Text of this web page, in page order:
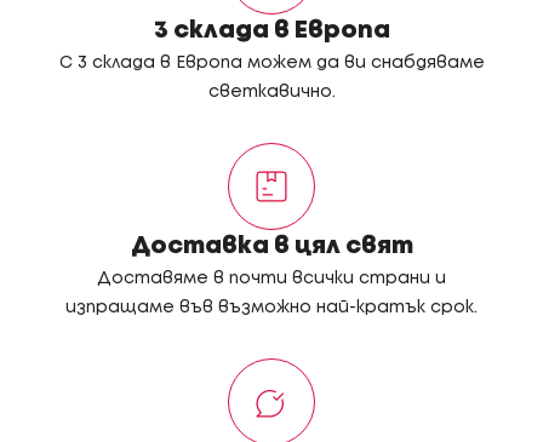
3 склада в Европа
С 3 склада в Европа можем да ви снабдяваме
светкавично.
Доставка в цял свят
Доставяме в почти всички страни и
изпращаме във възможно най-кратък срок.